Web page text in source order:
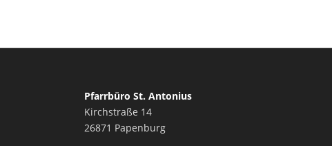
Pfarrbüro St. Antonius
Kirchstraße 14
26871 Papenburg